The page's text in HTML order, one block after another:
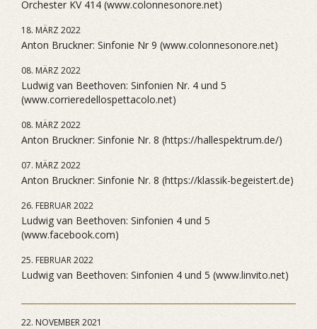
Orchester KV 414 (www.colonnesonore.net)
18. MÄRZ 2022
Anton Bruckner: Sinfonie Nr 9 (www.colonnesonore.net)
08. MÄRZ 2022
Ludwig van Beethoven: Sinfonien Nr. 4 und 5
(www.corrieredellospettacolo.net)
08. MÄRZ 2022
Anton Bruckner: Sinfonie Nr. 8 (https://hallespektrum.de/)
07. MÄRZ 2022
Anton Bruckner: Sinfonie Nr. 8 (https://klassik-begeistert.de)
26. FEBRUAR 2022
Ludwig van Beethoven: Sinfonien 4 und 5
(www.facebook.com)
25. FEBRUAR 2022
Ludwig van Beethoven: Sinfonien 4 und 5 (www.linvito.net)
22. NOVEMBER 2021